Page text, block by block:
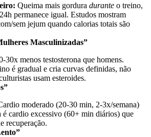
Queima mais gordura durante o treino,
permanece igual. Estudos mostram
sem jejum quando calorias totais são
Masculinizadas”
30x menos testosterona que homens.
é gradual e cria curvas definidas, não
usam esteroides.
moderado (20-30 min, 2-3x/semana)
é cardio excessivo (60+ min diários) que
recuperação.